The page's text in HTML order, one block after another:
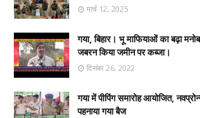
मार्च 12, 2025
गया, बिहार। भू माफियाओं का बढ़ा
जबरन किया जमीन पर कब्जा।
दिसंबर 26, 2022
गया में पीपिंग समारोह आयोजित,
पहनाया गया बैज